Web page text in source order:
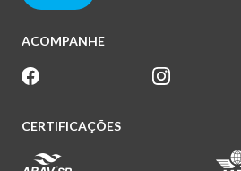
ACOMPANHE
CERTIFICAÇÕES